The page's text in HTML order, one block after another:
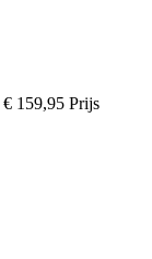
€ 159,95 Prijs